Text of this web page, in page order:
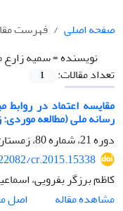
صفحه اصلی
فهرست
نویسنده =سمیه
تعداد مقالات:
1
مقایسه اعتماد در
رسانه ملی (مطالعه
دوره 21، شماره 80، زمستان 1393، صفحه
cr.2015.15338
کاظم برزگر بفرویی،
مشاهده مقاله
اصل